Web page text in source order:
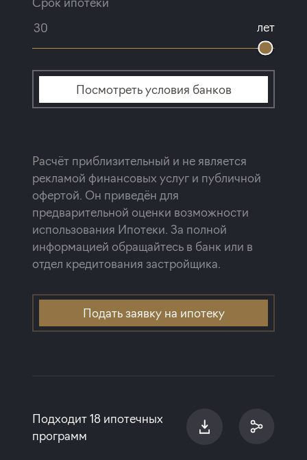
лет
Посмотреть условия банков
Расчёт приблизительный и не является
рекламой финансовых услуг и публичной
офертой. Он приведён для
предварительной оценки возможности
использования Ипотеки. За полной
информацией обращайтесь в банк или в
отдел кредитования застройщика.
Подать заявку на ипотеку
Подходит 18 ипотечных
программ